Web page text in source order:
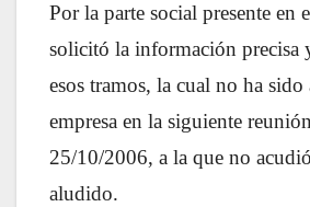
Por la parte social presente en
solicitó la información precisa
esos tramos, la cual no ha
empresa en la siguiente
25/10/2006, a la que no
aludido.